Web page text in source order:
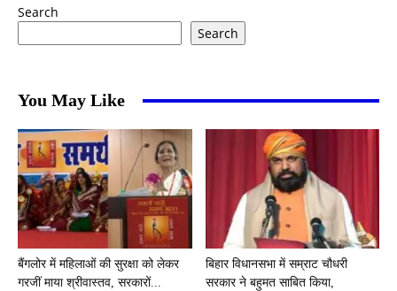
Search
Search
You May Like
बैंगलोर में महिलाओं की सुरक्षा को लेकर
गरजीं माया श्रीवास्तव, सरकारों...
बिहार विधानसभा में सम्राट चौधरी
सरकार ने बहुमत साबित किया,